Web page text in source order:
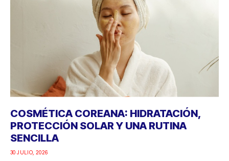
COSMÉTICA COREANA: HIDRATACIÓN,
PROTECCIÓN SOLAR Y UNA RUTINA
SENCILLA
30 JULIO, 2026